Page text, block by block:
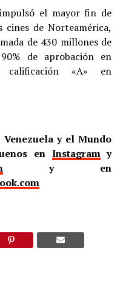
el mayor fin de
de Norteamérica,
de 430 millones de
de aprobación en
«A» en
y el Mundo
en Instagramy
y en